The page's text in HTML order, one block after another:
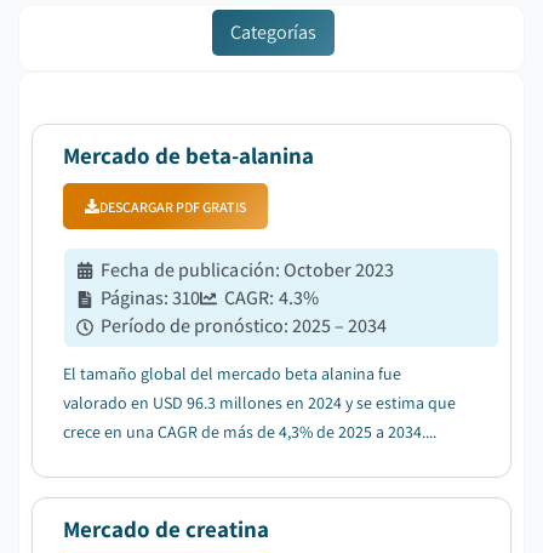
Categorías
Mercado de beta-alanina
DESCARGAR PDF GRATIS
Fecha de publicación:October 2023
Páginas:310 CAGR: 4.3%
Período de pronóstico:2025 – 2034
El tamaño global del mercado beta alanina fue
valorado en USD 96.3 millones en 2024 y se estima que
crece en una CAGR de más de 4,3% de 2025 a 2034....
Mercado de creatina